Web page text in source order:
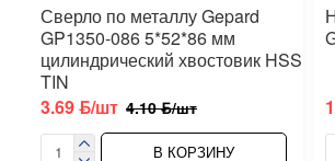
Сверло по металлу Gepard
GP1350-086 5*52*86 мм
цилиндрический хвостовик HSS
TIN
3.69 ƃ/шт 4.10 ƃ/шт
В КОРЗИНУ